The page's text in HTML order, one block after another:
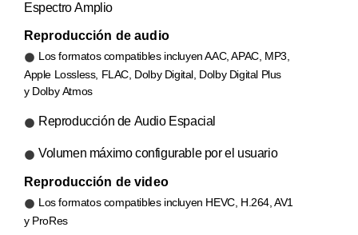
Espectro Amplio
Reproducción de audio
Los formatos compatibles incluyen AAC, APAC, MP3,
Apple Lossless, FLAC, Dolby Digital, Dolby Digital Plus
y Dolby Atmos
Reproducción de Audio Espacial
Volumen máximo configurable por el usuario
Reproducción de video
Los formatos compatibles incluyen HEVC, H.264, AV1
y ProRes